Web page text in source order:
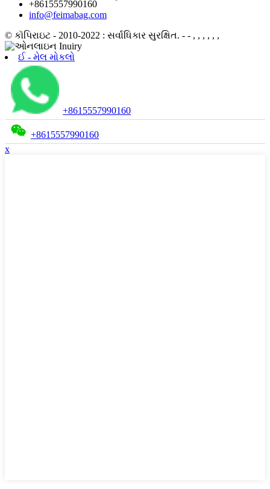
+8615557990160
info@feimabag.com
© કૉપિરાઇટ - 2010-2022 : સર્વાધિકાર સુરક્ષિત. - - , , , , , ,
ઈ - મેલ મોકલો
+8615557990160
+8615557990160
x